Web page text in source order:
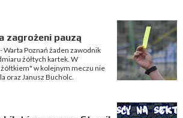
zagrożeni pauzą
Poznań żaden zawodnik
żółtych kartek. W
w kolejnym meczu nie
oraz Janusz Bucholc.